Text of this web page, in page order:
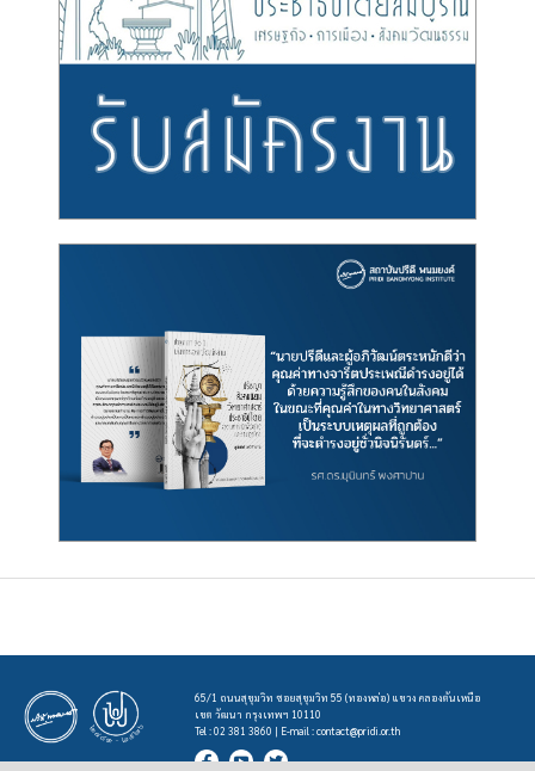
65/1 ถนนสุขุมวิท ซอยสุขุมวิท 55 (ทองหล่อ) แขวง คลองตันเหนือ
เขต วัฒนา กรุงเทพฯ 10110
Tel : 02 381 3860 | E-mail :contact@pridi.or.th